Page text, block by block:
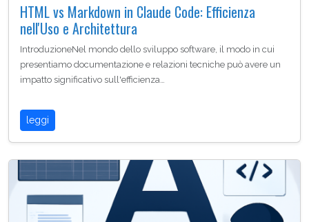
HTML vs Markdown in Claude Code: Efficienza
nell'Uso e Architettura
IntroduzioneNel mondo dello sviluppo software, il modo in cui
presentiamo documentazione e relazioni tecniche può avere un
impatto significativo sull'efficienza…
leggi